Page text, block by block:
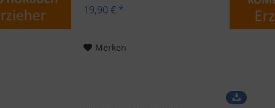
19,90 € *
Merken